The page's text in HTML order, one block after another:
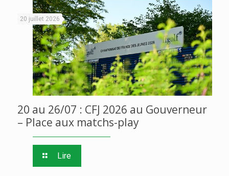
20 juillet 2026
20 au 26/07 : CFJ 2026 au Gouverneur
– Place aux matchs-play
Lire